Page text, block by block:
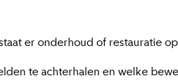
er onderhoud of restauratie
te achterhalen en welke